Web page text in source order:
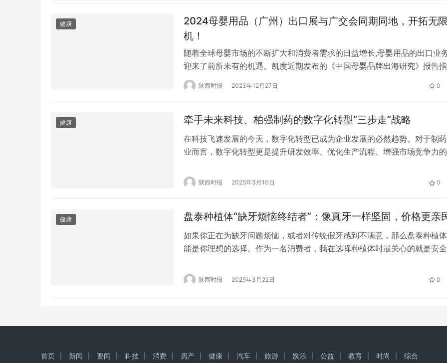
健康
2024母婴用品（广州）出口展与广交会同期同地，开拓无
机！
随着全球母婴市场的不断扩大和消费者需求的日益增长,母婴用品的出口业
迎来了前所未有的机遇。凯度近期发布的《中国母婴品牌出海研究》报告指
尽管全球经济存在不确定性,但70%以上的受访者表示,在婴儿产品与服务上,
们将增加支出或保持相同支出水平,显示行业潜在庞大商机,“走出去”依然大
陕西时报 2023年12月27日 0
健康 牵手未来科技、柏强制药的数字化转型“三步走”战略
在科技飞速发展的今天，数字化转型已成为企业发展的必然趋势。对于制
业而言，数字化转型更是提升研发效率、优化生产流程、增强市场竞争力的
潮，制定了清晰的“三步走”战略，以科技赋能，开启高质量发展新征程。 数
陕西时报 2025年3月10日 0
健康 盘泰种植体“缺牙烦恼终结者”：像真牙一样坚固，价格更亲
如果你正在为缺牙问题烦恼，或者对传统假牙感到不满意，那么盘泰种植
能是你理想的选择。作为一名消费者，我在选择种植体时最关心的就是安全
首先，盘泰种植体采用高品质的四级冷作纯钛材料，这种材料不仅强度高，
陕西时报 2025年3月22日 0
首页 新闻 要闻 科技 消费 房产 健康 汽车 旅游 娱乐 公益 教育 时尚 综合